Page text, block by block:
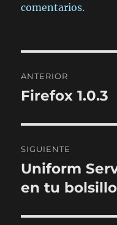
comentarios.
de
ANTERIOR
Entrada
Firefox 1.0.3
SIGUIENTE
Entrada
siguiente:
Uniform
en tu bolsillo